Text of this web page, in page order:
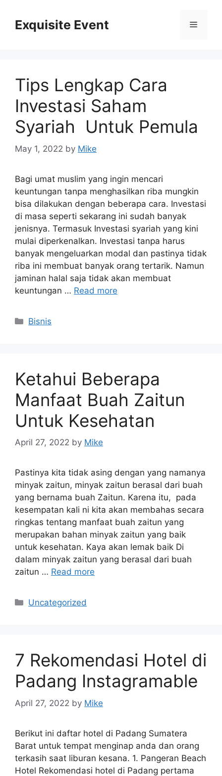
contentExquisite Event Menu
Tips Lengkap Cara
Investasi Saham
Syariah Untuk Pemula
May 1, 2022 by Mike
Bagi umat muslim yang ingin mencari
keuntungan tanpa menghasilkan riba mungkin
bisa dilakukan dengan beberapa cara. Investasi
di masa seperti sekarang ini sudah banyak
jenisnya. Termasuk Investasi syariah yang kini
mulai diperkenalkan. Investasi tanpa harus
banyak mengeluarkan modal dan pastinya tidak
riba ini membuat banyak orang tertarik. Namun
jaminan halal saja tidak akan membuat
keuntungan … Read more
Categories
Bisnis
Ketahui Beberapa
Manfaat Buah Zaitun
Untuk Kesehatan
April 27, 2022 by Mike
Pastinya kita tidak asing dengan yang namanya
minyak zaitun, minyak zaitun berasal dari buah
yang bernama buah Zaitun. Karena itu, pada
kesempatan kali ni kita akan membahas secara
ringkas tentang manfaat buah zaitun yang
merupakan bahan minyak zaitun yang baik
untuk kesehatan. Kaya akan lemak baik Di
dalam minyak zaitun yang berasal dari buah
zaitun … Read more
Categories
Uncategorized
7 Rekomendasi Hotel di
Padang Instagramable
April 27, 2022 by Mike
Berikut ini daftar hotel di Padang Sumatera
Barat untuk tempat menginap anda dan orang
terkasih saat liburan kesana. 1. Pangeran Beach
Hotel Rekomendasi hotel di Padang pertama